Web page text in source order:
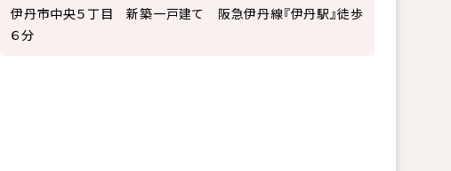
伊丹市中央５丁目 新築一戸建て 阪急伊丹線『伊丹駅』徒歩
６分